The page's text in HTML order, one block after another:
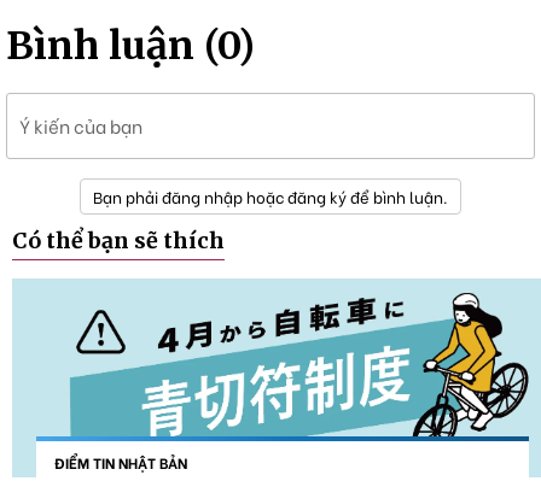
Bình luận (0)
Ý kiến của bạn
Bạn phải đăng nhập hoặc đăng ký để bình luận.
Có thể bạn sẽ thích
ĐIỂM TIN NHẬT BẢN